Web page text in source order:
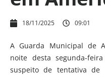
18/11/2025 09:01
A Guarda Municipal de
noite desta segunda-
suspeito de tentativa